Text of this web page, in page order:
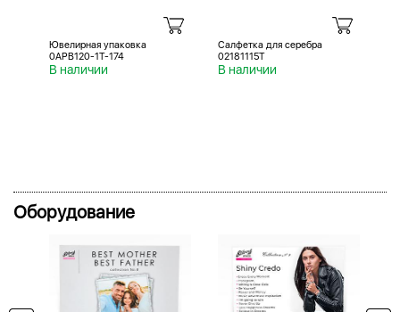
Ювелирная упаковка
0APB120-1T-174
В наличии
Салфетка для серебра
02181115T
В наличии
Оборудование